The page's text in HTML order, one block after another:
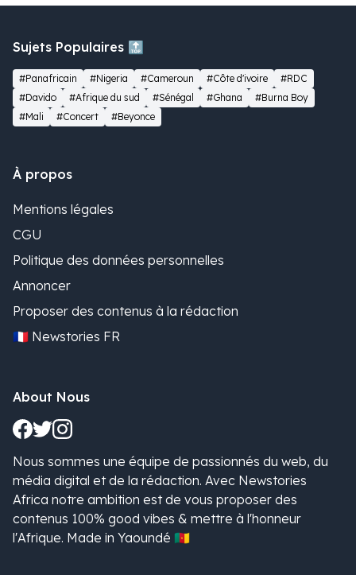
Sujets Populaires 🔝
#Panafricain #Nigeria #Cameroun #Côte d'ivoire
#RDC
#Davido
#Afrique du sud #Sénégal #Ghana
#Burna Boy
#Mali
#Concert #Beyonce
À propos
Mentions légales
CGU
Politique des données personnelles
Annoncer
Proposer des contenus à la rédaction
🇫🇷 Newstories FR
About Nous
Nous sommes une équipe de passionnés du web, du
média digital et de la rédaction. Avec Newstories
Africa notre ambition est de vous proposer des
contenus 100% good vibes & mettre à l'honneur
l'Afrique. Made in Yaoundé 🇨🇲